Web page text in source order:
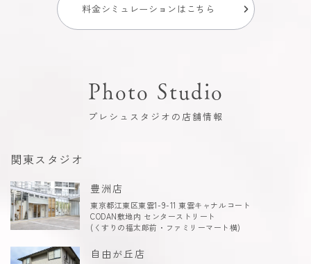
料金シミュレーションはこちら
Photo Studio
プレシュスタジオの店舗情報
関東スタジオ
豊洲店
東京都江東区東雲1-9-11 東雲キャナルコート
CODAN敷地内 センターストリート
(くすりの福太郎前・ファミリーマート横)
自由が丘店